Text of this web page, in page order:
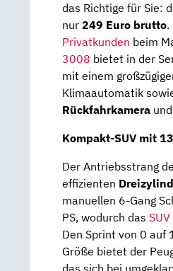
das Richtige für Sie:
nur 249 Euro brutto.
Privatkunden beim
3008 bietet in der
mit einem
Klimaautomatik
Rückfahrkamera
Kompakt-SUV mit
Der Antriebsstrang
effizienten
manuellen 6-Gang
PS, wodurch das SUV
Den Sprint von 0 auf
Größe bietet der